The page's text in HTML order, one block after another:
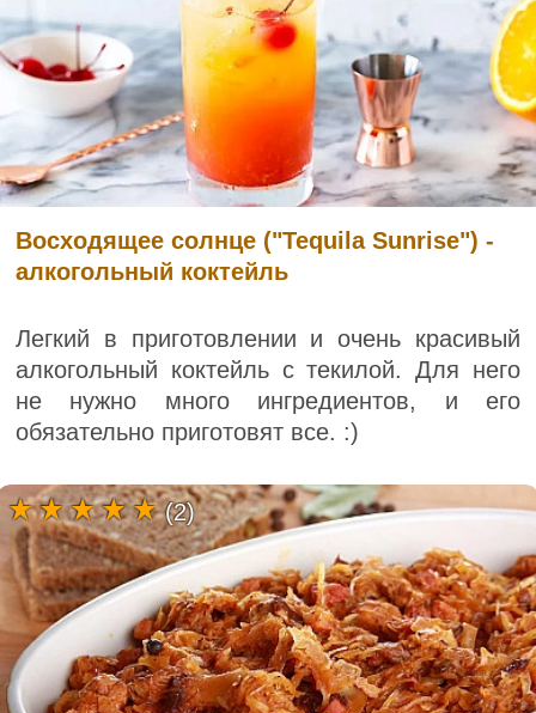
Восходящее солнце ("Tequila Sunrise") -
алкогольный коктейль
Легкий в приготовлении и очень красивый
алкогольный коктейль с текилой. Для него
не нужно много ингредиентов, и его
обязательно приготовят все. :)
(2)